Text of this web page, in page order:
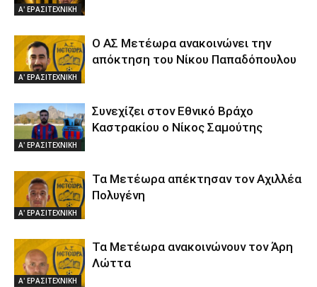
Α' ΕΡΑΣΙΤΕΧΝΙΚΗ
Α' ΕΡΑΣΙΤΕΧΝΙΚΗ
Ο ΑΣ Μετέωρα ανακοινώνει την
απόκτηση του Νίκου Παπαδόπουλου
Α' ΕΡΑΣΙΤΕΧΝΙΚΗ
Συνεχίζει στον Εθνικό Βράχο
Καστρακίου ο Νίκος Σαμούτης
Α' ΕΡΑΣΙΤΕΧΝΙΚΗ
Τα Μετέωρα απέκτησαν τον Αχιλλέα
Πολυγένη
Α' ΕΡΑΣΙΤΕΧΝΙΚΗ
Τα Μετέωρα ανακοινώνουν τον Άρη
Λώττα